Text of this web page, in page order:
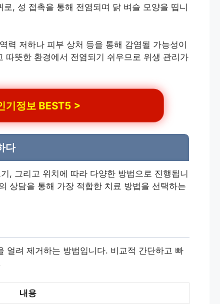
, 성 접촉을 통해 전염되며 닭 벼슬 모양을 띱니
력 저하나 피부 상처 등을 통해 감염될 가능성이
뜻한 환경에서 전염되기 쉬우므로 위생 관리가
기정보 BEST5 >
다
, 그리고 위치에 따라 다양한 방법으로 진행됩니
상담을 통해 가장 적합한 치료 방법을 선택하는
얼려 제거하는 방법입니다. 비교적 간단하고 빠
내용